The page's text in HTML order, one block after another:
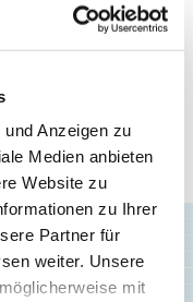
Anzeigen zu
Medien anbieten
Website zu
zu Ihrer
Partner für
weiter. Unsere
mit
aus unserem
wenn uns
werden:
.